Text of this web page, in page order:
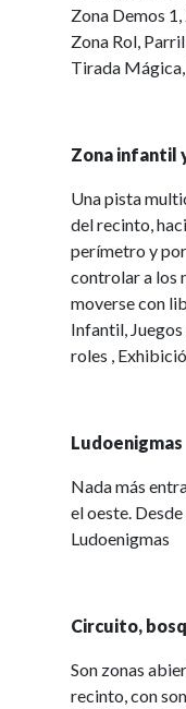
Zona Demos
Zona Rol,
Tirada
Zona infantil
Una pista
del recinto,
perímetro y
controlar a los
moverse con
Infantil,
roles ,
Ludoenigmas
Nada más
el oeste.
Ludoenigmas
Circuito,
Son zonas
recinto, con